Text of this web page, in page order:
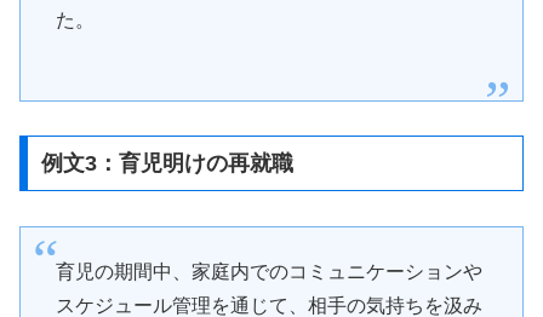
た。
例文3：育児明けの再就職
育児の期間中、家庭内でのコミュニケーションや
スケジュール管理を通じて、相手の気持ちを汲み